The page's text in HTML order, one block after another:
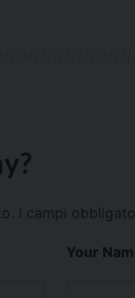
I campi
Your